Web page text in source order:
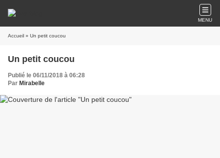
MENU
Accueil » Un petit coucou
Un petit coucou
Publié le 06/11/2018 à 06:28
Par Mirabelle